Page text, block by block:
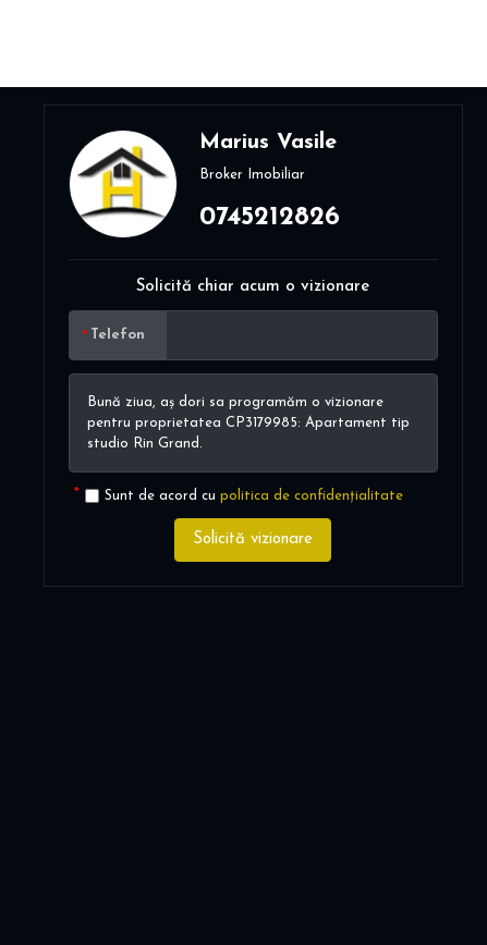
Marius Vasile
Broker Imobiliar
0745212826
Solicită chiar acum o vizionare
Telefon
Sunt de acord cu politica de confidențialitate
Solicită vizionare